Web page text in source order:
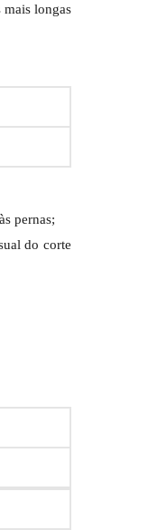
mais longas
pernas;
do corte